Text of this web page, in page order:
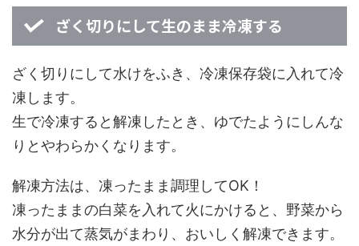
ざく切りにして生のまま冷凍する
ざく切りにして水けをふき、冷凍保存袋に入れて冷
凍します。
生で冷凍すると解凍したとき、ゆでたようにしんな
りとやわらかくなります。
解凍方法は、凍ったまま調理してOK！
凍ったままの白菜を入れて火にかけると、野菜から
水分が出て蒸気がまわり、おいしく解凍できます。